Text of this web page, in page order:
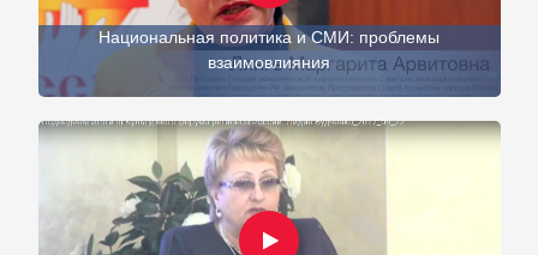
Национальная политика и СМИ: проблемы
взаимовлияния